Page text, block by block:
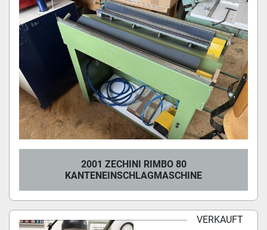
2001 ZECHINI RIMBO 80
KANTENEINSCHLAGMASCHINE
VERKAUFT